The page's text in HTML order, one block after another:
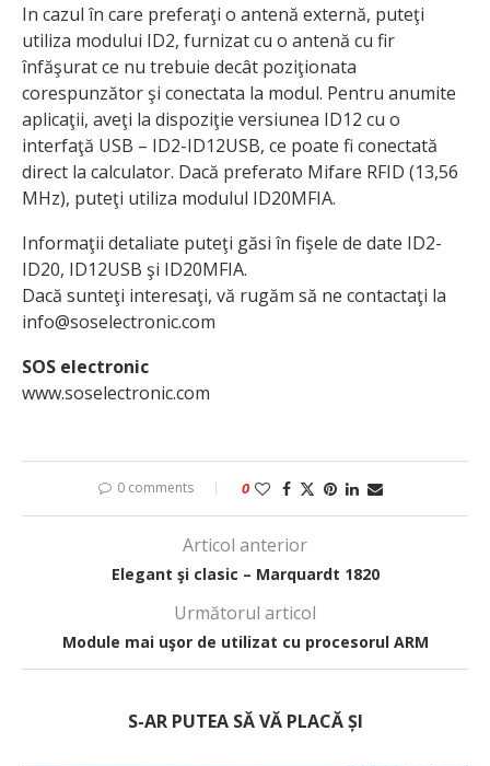
In cazul în care preferaţi o antenă externă, puteţi
utiliza modului ID2, furnizat cu o antenă cu fir
înfăşurat ce nu trebuie decât poziţionata
corespunzător şi conectata la modul. Pentru anumite
aplicaţii, aveţi la dispoziţie versiunea ID12 cu o
interfaţă USB – ID2-ID12USB, ce poate fi conectată
direct la calculator. Dacă preferato Mifare RFID (13,56
MHz), puteţi utiliza modulul ID20MFIA.
Informaţii detaliate puteţi găsi în fişele de date ID2-
ID20, ID12USB şi ID20MFIA.
Dacă sunteţi interesaţi, vă rugăm să ne contactaţi la
info@soselectronic.com
SOS electronic
www.soselectronic.com
0 comments 0
Articol anterior
Elegant şi clasic – Marquardt 1820
Următorul articol
Module mai uşor de utilizat cu procesorul ARM
S-AR PUTEA SĂ VĂ PLACĂ ȘI